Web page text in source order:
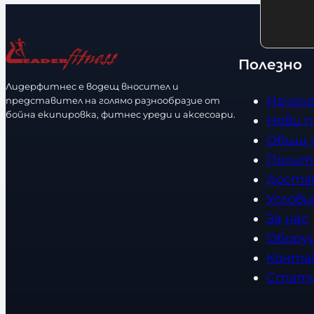
о
с
е
Лидерфитнес е водещ вносител и
представител на голямо разнообразие от
бойна екипировка, фитнес уреди и аксесоари.
Полезно
Начало
Нови
Общи
За нас